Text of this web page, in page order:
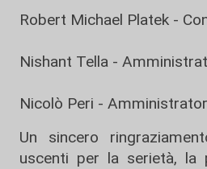
Robert Michael Platek -
Nishant Tella -
Nicolò Peri -
Un sincero
uscenti per la serietà, la